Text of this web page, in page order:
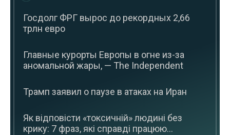
Госдолг ФРГ вырос до рекордных 2,66
трлн евро
Главные курорты Европы в огне из-за
аномальной жары, — The Independent
Трамп заявил о паузе в атаках на Иран
Як відповісти «токсичній» людині без
крику: 7 фраз, які справді працюю...